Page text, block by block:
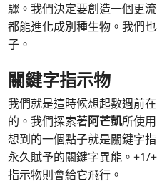
驟。我們決定要創造一個更
都能進化成別種生物。我們
子。
關鍵字指示物
我們就是這時候想起數週前
的。我們探索著阿芒凱所使
想到的一個點子就是關鍵字
永久賦予的關鍵字異能。+1/
指示物則會給它飛行。